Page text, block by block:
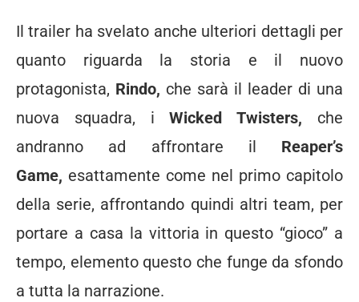
Il trailer ha svelato anche ulteriori dettagli per
quanto riguarda la storia e il nuovo
protagonista, Rindo, che sarà il leader di una
nuova squadra, iWicked Twisters, che
andranno ad affrontare il Reaper’s
Game, esattamente come nel primo capitolo
della serie, affrontando quindi altri team, per
portare a casa la vittoria in questo “gioco” a
tempo, elemento questo che funge da sfondo
a tutta la narrazione.